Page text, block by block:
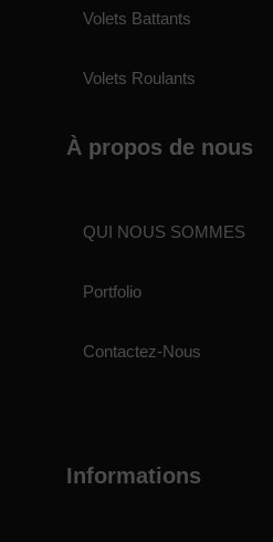
Volets Battants
Volets Roulants
À propos de nous
QUI NOUS SOMMES
Portfolio
Contactez-Nous
Informations